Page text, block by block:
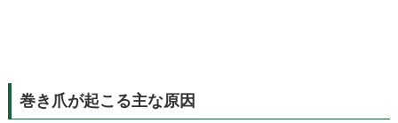
巻き爪が起こる主な原因